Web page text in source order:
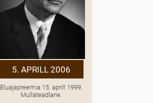
5. APRILL 2006
Eluajapreemia 15. aprill 1999.
Mullateadlane.